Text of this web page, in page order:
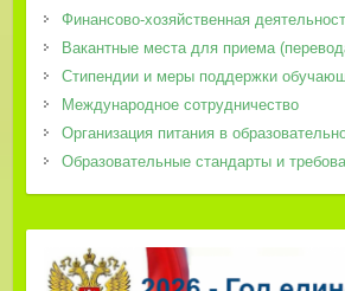
Финансово-хозяйственная
Вакантные места для приема
Стипендии и меры поддержки
Международное сотрудничество
Организация питания в
Образовательные стандарты и